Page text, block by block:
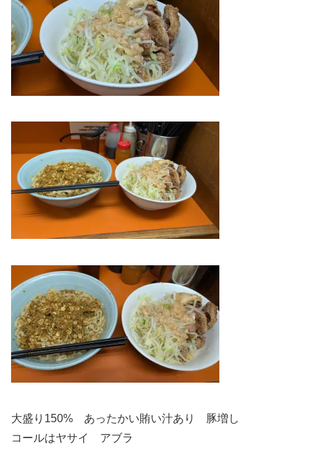
大盛り150% あったかい賄い汁あり 豚増し
コールはヤサイ アブラ